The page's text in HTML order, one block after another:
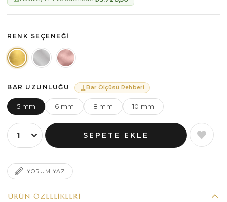
RENK SEÇENEĞI
BAR UZUNLUĞU Bar Ölçüsü Rehberi
5 mm 6 mm 8 mm 10 mm
YORUM YAZ
ÜRÜN ÖZELLIKLERI